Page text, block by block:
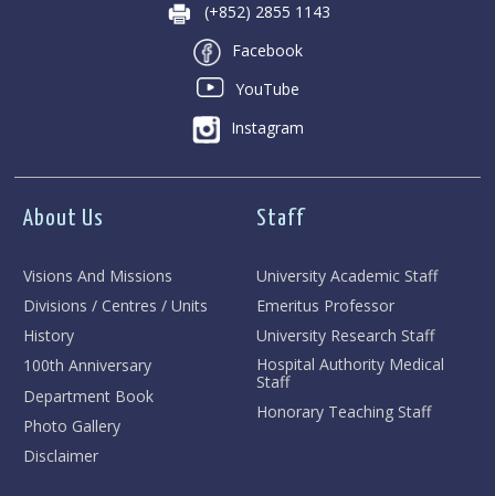
(+852) 2855 1143
Facebook
YouTube
Instagram
About Us
Visions And Missions
Divisions / Centres / Units
History
100th Anniversary
Department Book
Photo Gallery
Disclaimer
Staff
University Academic Staff
Emeritus Professor
University Research Staff
Hospital Authority Medical
Staff
Honorary Teaching Staff